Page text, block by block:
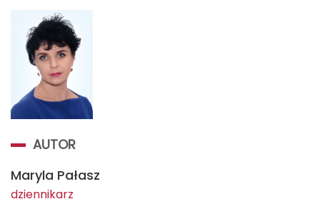
AUTOR
Maryla Pałasz
dziennikarz